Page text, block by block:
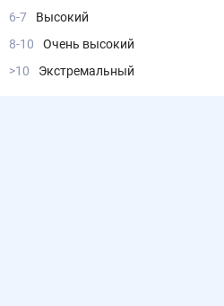
6-7
Высокий
8-10
Очень высокий
>10
Экстремальный